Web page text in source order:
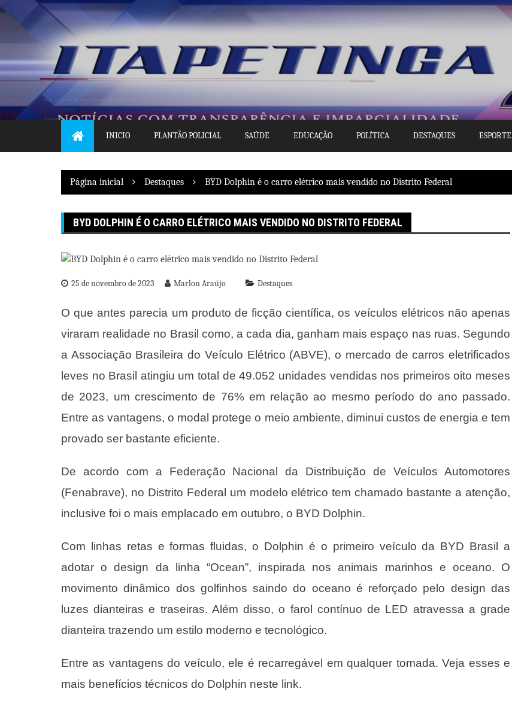
Pular
para
INICIO PLANTÃO POLICIAL SAÚDE EDUCAÇÃO POLÍTICA DESTAQUES ESPORTE
Página inicial Destaques BYD Dolphin é o carro elétrico mais vendido no Distrito Federal
BYD DOLPHIN É O CARRO ELÉTRICO MAIS VENDIDO NO DISTRITO FEDERAL
25 de novembro de 2023 Marlon Araújo Destaques
O que antes parecia um produto de ficção científica, os veículos elétricos não apenas
viraram realidade no Brasil como, a cada dia, ganham mais espaço nas ruas. Segundo
a Associação Brasileira do Veículo Elétrico (ABVE), o mercado de carros eletrificados
leves no Brasil atingiu um total de 49.052 unidades vendidas nos primeiros oito meses
de 2023, um crescimento de 76% em relação ao mesmo período do ano passado.
Entre as vantagens, o modal protege o meio ambiente, diminui custos de energia e tem
provado ser bastante eficiente.
De acordo com a Federação Nacional da Distribuição de Veículos Automotores
(Fenabrave), no Distrito Federal um modelo elétrico tem chamado bastante a atenção,
inclusive foi o mais emplacado em outubro, o BYD Dolphin.
Com linhas retas e formas fluidas, o Dolphin é o primeiro veículo da BYD Brasil a
adotar o design da linha “Ocean”, inspirada nos animais marinhos e oceano. O
movimento dinâmico dos golfinhos saindo do oceano é reforçado pelo design das
luzes dianteiras e traseiras. Além disso, o farol contínuo de LED atravessa a grade
dianteira trazendo um estilo moderno e tecnológico.
Entre as vantagens do veículo, ele é recarregável em qualquer tomada. Veja esses e
mais benefícios técnicos do Dolphin neste link.